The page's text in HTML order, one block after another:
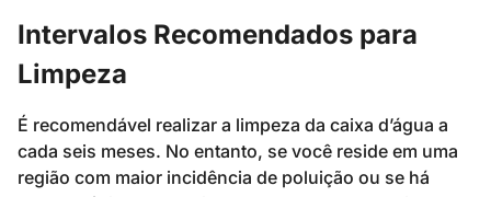
Intervalos Recomendados para
Limpeza
É recomendável realizar a limpeza da caixa d’água a
cada seis meses. No entanto, se você reside em uma
região com maior incidência de poluição ou se há